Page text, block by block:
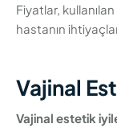
Fiyatlar,
hastanın
Vajinal
Vajinal estetik